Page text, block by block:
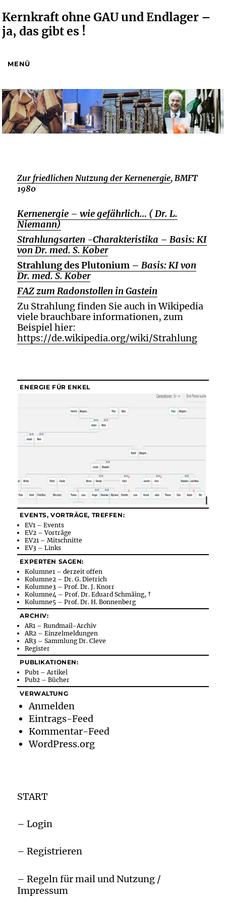
Kernkraft ohne GAU und Endlager –
ja, das gibt es !
MENÜ
Zur friedlichen Nutzung der Kernenergie, BMFT
1980
Kernenergie – wie gefährlich… ( Dr. L.
Niemann)
Strahlungsarten -Charakteristika – Basis: KI
von Dr. med. S. Kober
Strahlung des Plutonium –Basis: KI von
Dr. med. S. Kober
FAZ zum Radonstollen in Gastein
Zu Strahlung finden Sie auch in Wikipedia
viele brauchbare informationen, zum
Beispiel hier:
https://de.wikipedia.org/wiki/Strahlung
ENERGIE FÜR ENKEL
EVENTS, VORTRÄGE, TREFFEN:
EV1 – Events
EV2 – Vorträge
EV21 – Mitschnitte
EV3 – Links
EXPERTEN SAGEN:
Kolumne1 – derzeit offen
Kolumne2 – Dr. G. Dietrich
Kolumne3 – Prof. Dr. J. Knorr
Kolumne4 – Prof. Dr. Eduard Schmäing, †
Kolumne5 – Prof. Dr. H. Bonnenberg
ARCHIV:
AR1 – Rundmail-Archiv
AR2 – Einzelmeldungen
AR3 – Sammlung Dr. Cleve
Register
PUBLIKATIONEN:
Pub1 – Artikel
Pub2 – Bücher
VERWALTUNG
Anmelden
Eintrags-Feed
Kommentar-Feed
WordPress.org
START
– Login
– Registrieren
– Regeln für mail und Nutzung /
Impressum